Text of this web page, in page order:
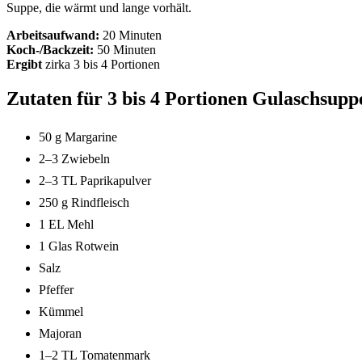
Suppe, die wärmt und lange vorhält.
Arbeitsaufwand: 20 Minuten
Koch-/Backzeit: 50 Minuten
Ergibt zirka 3 bis 4 Portionen
Zutaten für 3 bis 4 Portionen
50 g Margarine
2–3 Zwiebeln
2–3 TL Paprikapulver
250 g Rindfleisch
1 EL Mehl
1 Glas Rotwein
Salz
Pfeffer
Kümmel
Majoran
1–2 TL Tomatenmark